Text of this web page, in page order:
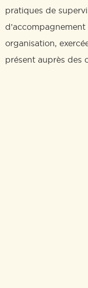
pratiques de
organisation,
présent auprès des